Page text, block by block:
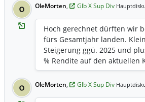
O OleMorten, Glb X Sup Div
Hoch gerechnet dürften wir
fürs Gesamtjahr landen.
Steigerung ggü. 2025 und
% Rendite auf den aktuellen
O OleMorten, Glb X Sup Div